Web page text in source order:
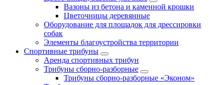
Вазоны из бетона и каменной крошки
Цветочницы деревянные
Оборудование для площадок для дрессировки
собак
Элементы благоустройства территории
Спортивные трибуны
Аренда спортивных трибун
Трибуны сборно-разборные
Трибуны сборно-разборные «Эконом»